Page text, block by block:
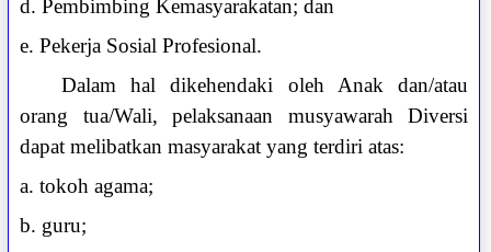
d. Pembimbing Kemasyarakatan; dan
e. Pekerja Sosial Profesional.
Dalam hal dikehendaki oleh Anak dan/atau
orang tua/Wali, pelaksanaan musyawarah Diversi
dapat melibatkan masyarakat yang terdiri atas:
a. tokoh agama;
b. guru;